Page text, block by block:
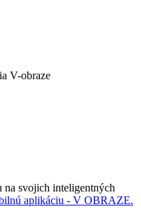
na svojich inteligentných
aplikáciu - V OBRAZE.